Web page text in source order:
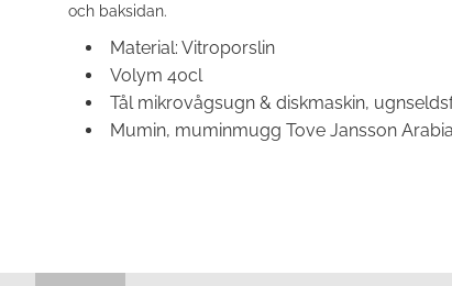
och baksidan.
Material: Vitroporslin
Volym 40cl
Tål mikrovågsugn & diskmaskin,
Mumin, muminmugg Tove Jansson Arabia